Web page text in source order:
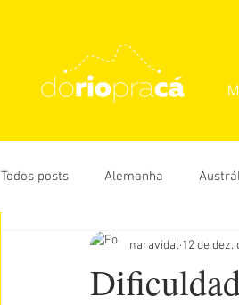
Todos posts Alemanha
Rio de Janeiro USA
naravidal 12 de dez.